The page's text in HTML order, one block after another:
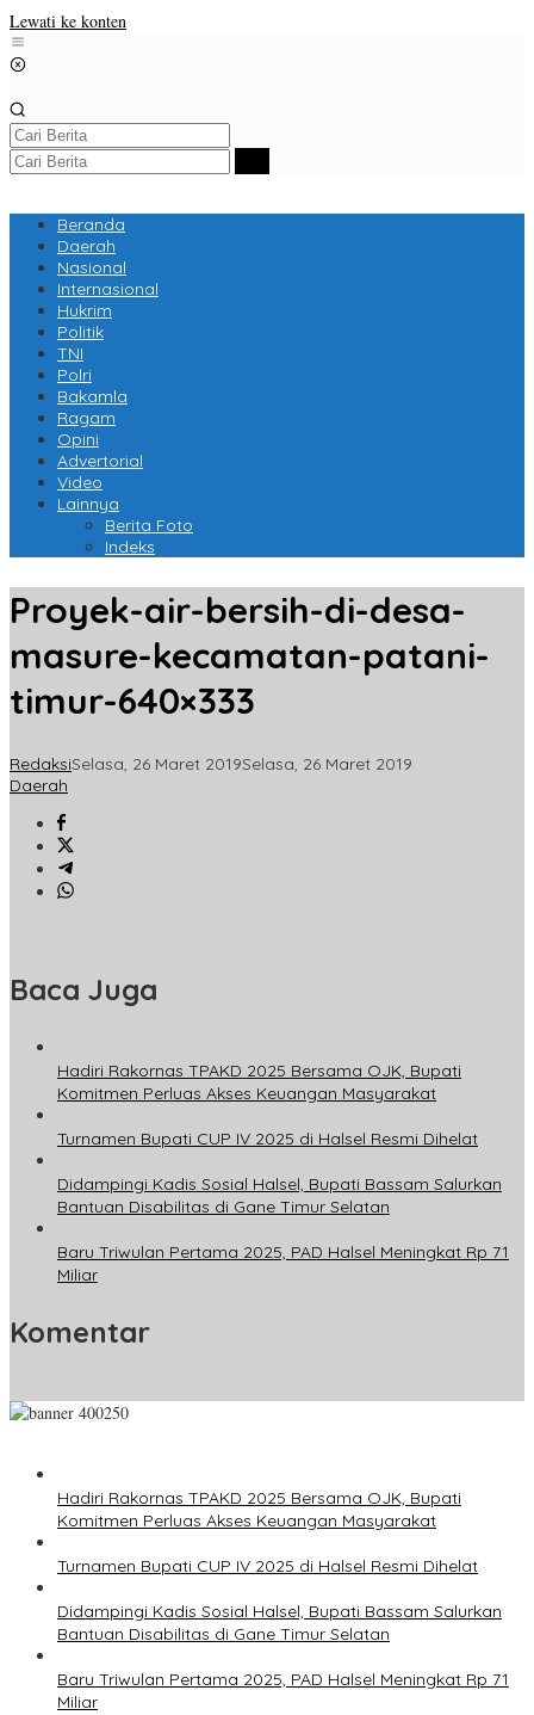
Lewati ke konten
Beranda
Daerah
Nasional
Internasional
Hukrim
Politik
TNI
Polri
Bakamla
Ragam
Opini
Advertorial
Video
Lainnya
Berita Foto
Indeks
Proyek-air-bersih-di-desa-
masure-kecamatan-patani-
timur-640×333
RedaksiSelasa, 26 Maret 2019Selasa, 26 Maret 2019
Daerah
Baca Juga
Hadiri Rakornas TPAKD 2025 Bersama OJK, Bupati
Komitmen Perluas Akses Keuangan Masyarakat
Turnamen Bupati CUP IV 2025 di Halsel Resmi Dihelat
Didampingi Kadis Sosial Halsel, Bupati Bassam Salurkan
Bantuan Disabilitas di Gane Timur Selatan
Baru Triwulan Pertama 2025, PAD Halsel Meningkat Rp 71
Miliar
Komentar
Hadiri Rakornas TPAKD 2025 Bersama OJK, Bupati
Komitmen Perluas Akses Keuangan Masyarakat
Turnamen Bupati CUP IV 2025 di Halsel Resmi Dihelat
Didampingi Kadis Sosial Halsel, Bupati Bassam Salurkan
Bantuan Disabilitas di Gane Timur Selatan
Baru Triwulan Pertama 2025, PAD Halsel Meningkat Rp 71
Miliar